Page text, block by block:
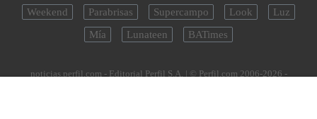
Weekend
Parabrisas Supercampo Look
Luz
Mía
Lunateen BATimes
noticias.perfil.com - Editorial Perfil S.A. | © Perfil.com 2006-2026 -